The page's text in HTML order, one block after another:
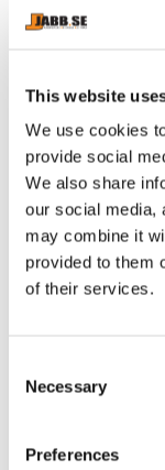
This website
We use cookies
provide social
We also share
our social media,
may combine it
provided to them
of their services.
Necessary
Preferences
HUVUDSKYDD - RÖD
träning godkänd av
World Boxing"
äkta skinn
1 195kr
I lager